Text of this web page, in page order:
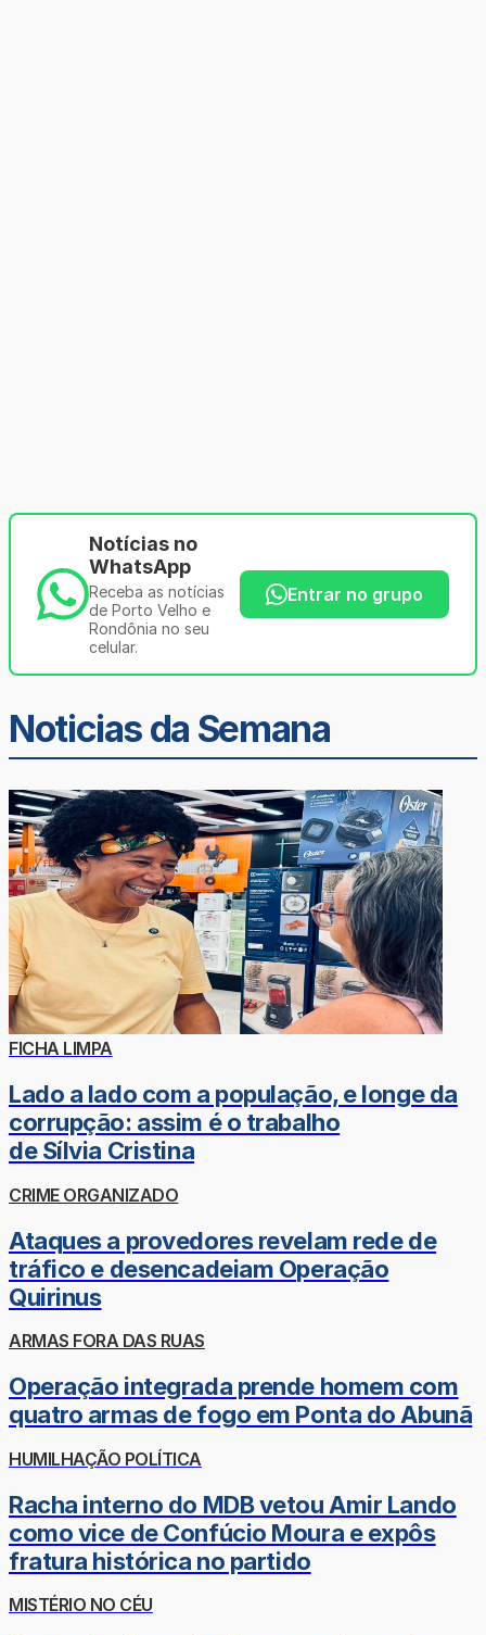
Notícias no
WhatsApp
Receba as notícias
de Porto Velho e
Rondônia no seu
celular.
Entrar no grupo
Noticias da Semana
FICHA LIMPA
Lado a lado com a população, e longe da
corrupção: assim é o trabalho
de Sílvia Cristina
CRIME ORGANIZADO
Ataques a provedores revelam rede de
tráfico e desencadeiam Operação
Quirinus
ARMAS FORA DAS RUAS
Operação integrada prende homem com
quatro armas de fogo em Ponta do Abunã
HUMILHAÇÃO POLÍTICA
Racha interno do MDB vetou Amir Lando
como vice de Confúcio Moura e expôs
fratura histórica no partido
MISTÉRIO NO CÉU